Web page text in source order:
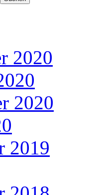
2020
2020
2019